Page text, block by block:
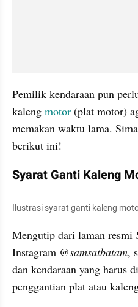
Pemilik kendaraan pun
kaleng motor (plat motor)
memakan waktu lama.
berikut ini!
Syarat Ganti Kaleng
Ilustrasi syarat ganti kaleng
Mengutip dari laman resmi
Instagram @samsatbatam,
dan kendaraan yang harus
penggantian plat atau